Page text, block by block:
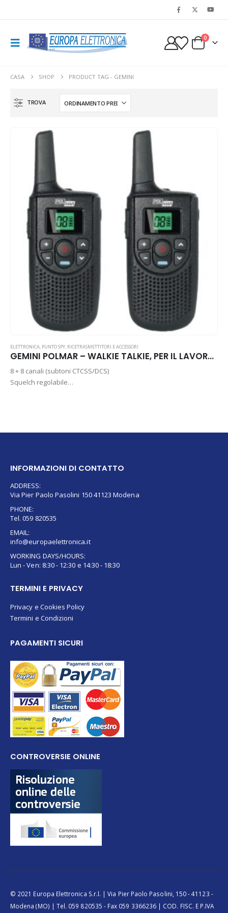
0
CASA SHOP PRODUCT TAG - GEMINI
ELETTRONICA, PUNTO SPY, RICETRASMETTITORI E ACCESSORI
GEMINI POLMAR – WALKIE TALKIE, PER IL LAVORO O IL TEMPO LIBERO
8 + 8 canali (subtoni CTCSS/DCS)
Squelch regolabile
INFORMAZIONI DI CONTATTO
ADDRESS:
Via Pier Paolo Pasolini 150 41123 Modena
PHONE:
Tel. 059 820535
EMAIL:
info@europaelettronica.it
WORKING DAYS/HOURS:
Lun - Ven: 8:30 - 12:30 e 14:30 - 18:30
TERMINI E PRIVACY
Privacy e Cookies Policy
Termini e Condizioni
PAGAMENTI SICURI
CONTROVERSIE ONLINE
© 2021 Europa Elettronica S.r.l. | Via Pier Paolo Pasolini, 150 - 41123 -
Modena (MO) | Tel. 059 820535 - Fax 059 3366236 | COD. FISC. E P.IVA